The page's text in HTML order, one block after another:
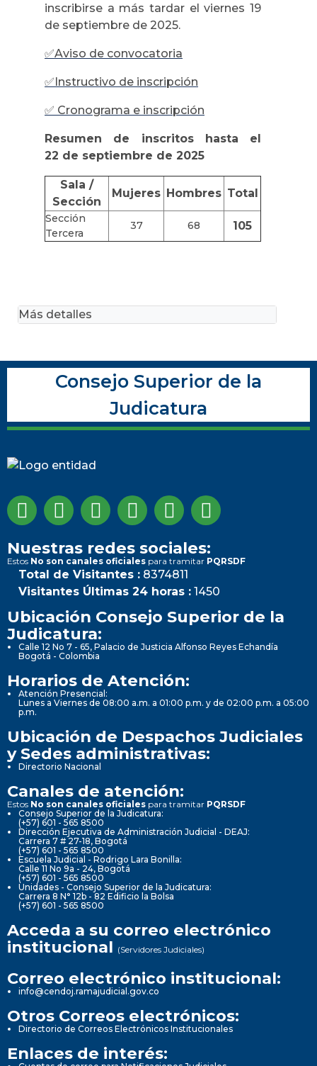
inscribirse a más tardar el viernes 19
de septiembre de 2025.
✅Aviso de convocatoria
✅Instructivo de inscripción
✅ Cronograma e inscripción
Resumen de inscritos hasta el
22 de septiembre de 2025
Sala /
Sección
Mujeres Hombres Total
Sección
Tercera
37 68 105
Más detalles
Consejo Superior de la
Judicatura
Nuestras redes sociales:
Estos No son canales oficiales para tramitar PQRSDF
Total de Visitantes : 8374811
Visitantes Últimas 24 horas : 1450
Ubicación Consejo Superior de la
Judicatura:
Calle 12 No 7 - 65, Palacio de Justicia Alfonso Reyes Echandía
Bogotá - Colombia
Horarios de Atención:
Atención Presencial:
Lunes a Viernes de 08:00 a.m. a 01:00 p.m. y de 02:00 p.m. a 05:00
p.m.
Ubicación de Despachos Judiciales
y Sedes administrativas:
Directorio Nacional
Canales de atención:
Estos No son canales oficiales para tramitar PQRSDF
Consejo Superior de la Judicatura:
(+57) 601 - 565 8500
Dirección Ejecutiva de Administración Judicial - DEAJ:
Carrera 7 # 27-18, Bogotá
(+57) 601 - 565 8500
Escuela Judicial - Rodrigo Lara Bonilla:
Calle 11 No 9a - 24, Bogotá
(+57) 601 - 565 8500
Unidades - Consejo Superior de la Judicatura:
Carrera 8 N° 12b - 82 Edificio la Bolsa
(+57) 601 - 565 8500
Acceda a su correo electrónico
institucional (Servidores Judiciales)
Correo electrónico institucional:
info@cendoj.ramajudicial.gov.co
Otros Correos electrónicos:
Directorio de Correos Electrónicos Institucionales
Enlaces de interés: